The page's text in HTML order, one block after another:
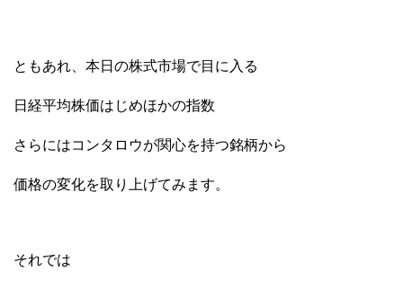
ともあれ、本日の株式市場で目に入る
日経平均株価はじめほかの指数
さらにはコンタロウが関心を持つ銘柄から
価格の変化を取り上げてみます。
それでは